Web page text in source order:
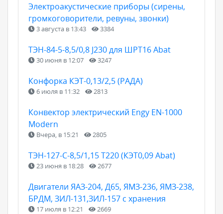
Электроакустические приборы (сирены,
громкоговорители, ревуны, звонки)
3 августа в 13:43 3384
ТЭН-84-5-8,5/0,8 J230 для ШРТ16 Abat
30 июня в 12:07 3247
Конфорка КЭТ-0,13/2,5 (РАДА)
6 июля в 11:32 2813
Конвектор электрический Engy EN-1000
Modern
Вчера, в 15:21 2805
ТЭН-127-С-8,5/1,15 Т220 (КЭТ0,09 Abat)
23 июня в 18:28 2677
Двигатели ЯАЗ-204, Д65, ЯМЗ-236, ЯМЗ-238,
БРДМ, ЗИЛ-131,ЗИЛ-157 с хранения
17 июля в 12:21 2669